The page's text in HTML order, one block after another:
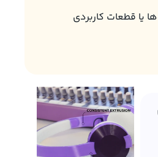
یا قطعات کاربردی